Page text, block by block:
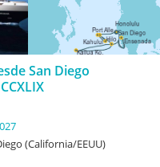
San Diego
(California/EEUU)